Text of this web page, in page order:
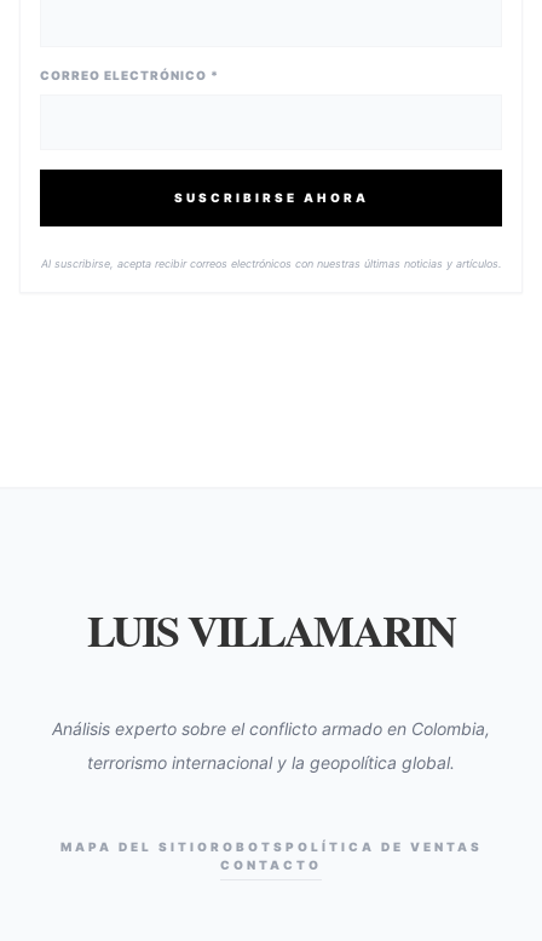
CORREO ELECTRÓNICO *
SUSCRIBIRSE AHORA
Al suscribirse, acepta recibir correos electrónicos con nuestras últimas noticias y artículos.
LUIS VILLAMARIN
Análisis experto sobre el conflicto armado en Colombia,
terrorismo internacional y la geopolítica global.
MAPA DEL SITIO ROBOTS POLÍTICA DE VENTAS
CONTACTO